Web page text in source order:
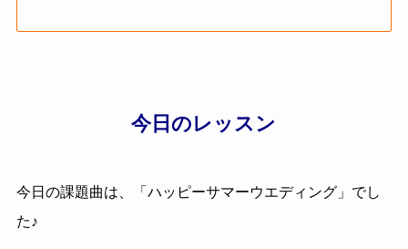
今日のレッスン
今日の課題曲は、「 ハッピーサマーウエディング」でし
た♪